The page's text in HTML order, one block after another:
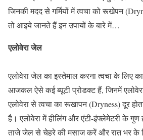
जिनकी मदद से गर्मियों में त्वचा को रूखेपन
तो आइये जानते हैं इन उपायों के बारे में…
एलोवेरा जेल
एलोवेरा जेल का इस्तेमाल करना त्वचा के लिए
आजकल ऐसे कई ब्यूटी प्रोडक्ट हैं, जिनमें
एलोवेरा से त्वचा का रूखापन (Dryness) दूर
है। एलोवेरा में हीलिंग और एंटी-इंफ्लेमेटरी के
ताजे जेल से चेहरे की मसाज करें और रात भर के